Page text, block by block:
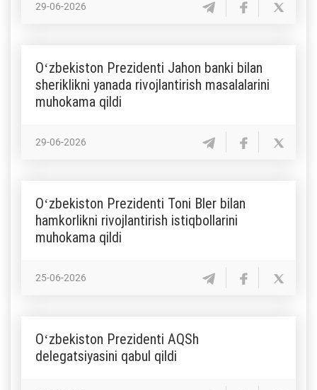
29-06-2026
Oʻzbekiston Prezidenti Jahon banki bilan
sheriklikni yanada rivojlantirish masalalarini
muhokama qildi
29-06-2026
Oʻzbekiston Prezidenti Toni Bler bilan
hamkorlikni rivojlantirish istiqbollarini
muhokama qildi
25-06-2026
Oʻzbekiston Prezidenti AQSh
delegatsiyasini qabul qildi